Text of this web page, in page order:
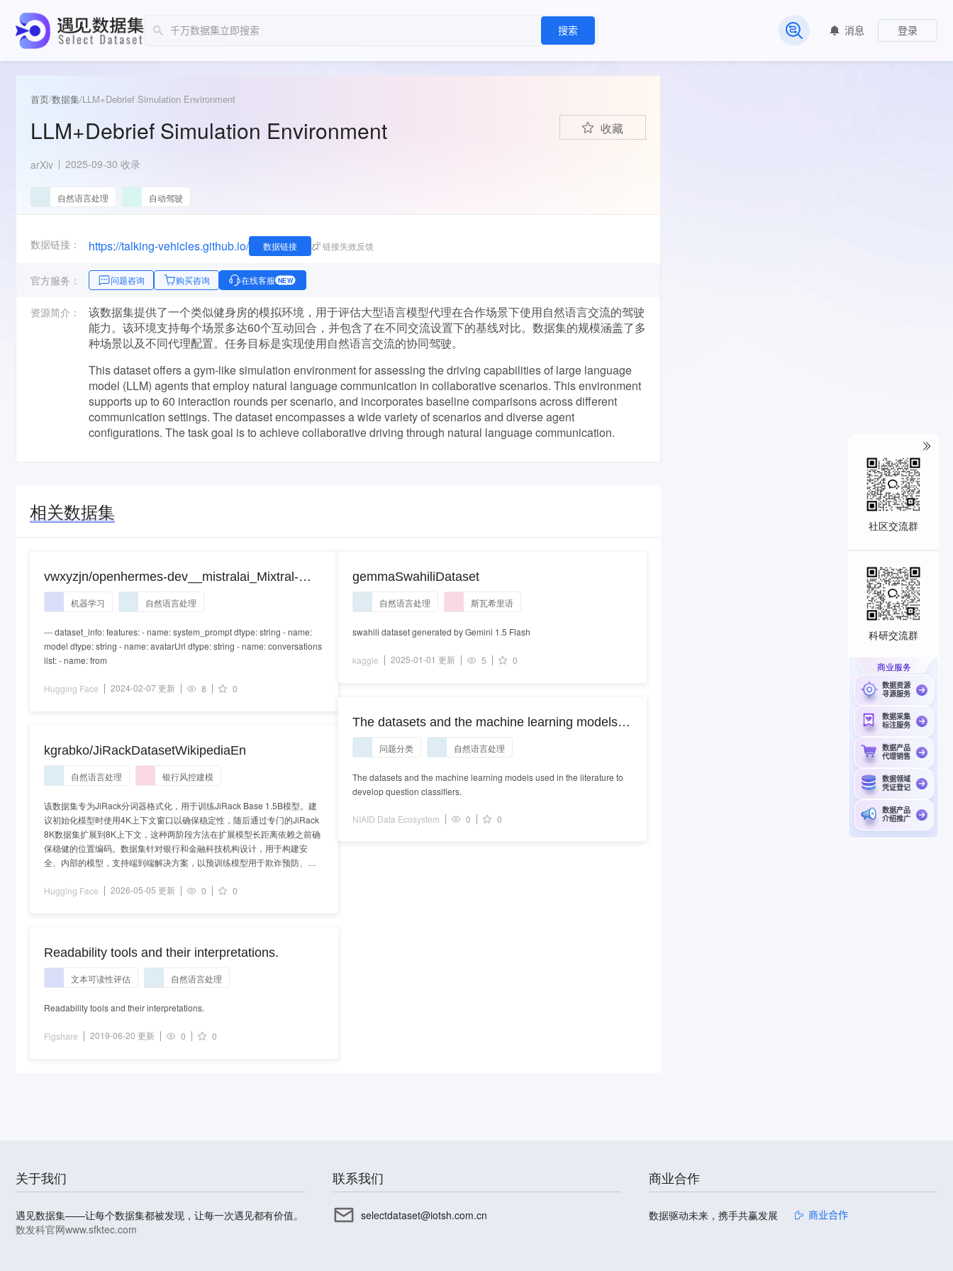
搜索
常见问题
消息 登录
首页/数据集/LLM+Debrief Simulation Environment
LLM+Debrief Simulation Environment 收藏
arXiv 2025-09-30 收录
自然语言处理 自动驾驶
数据链接： https://talking-vehicles.github.io/ 数据链接 链接失效反馈
官方服务： 问题咨询 购买咨询 在线客服 NEW
资源简介：
该数据集提供了一个类似健身房的模拟环境，用于评估大型语言模型代理在合作场景下使用自然语言交流的驾驶
能力。该环境支持每个场景多达60个互动回合，并包含了在不同交流设置下的基线对比。数据集的规模涵盖了多
种场景以及不同代理配置。任务目标是实现使用自然语言交流的协同驾驶。
This dataset offers a gym-like simulation environment for assessing the driving capabilities of large language
model (LLM) agents that employ natural language communication in collaborative scenarios. This environment
supports up to 60 interaction rounds per scenario, and incorporates baseline comparisons across different
communication settings. The dataset encompasses a wide variety of scenarios and diverse agent
configurations. The task goal is to achieve collaborative driving through natural language communication.
相关数据集
vwxyzjn/openhermes-dev__mistralai_Mixtral-
8x7B-Instruct-v0.1__1707245027
机器学习 自然语言处理
--- dataset_info: features: - name: system_prompt dtype: string - name:
model dtype: string - name: avatarUrl dtype: string - name: conversations
list: - name: from
Hugging Face 2024-02-07 更新 8 0
kgrabko/JiRackDatasetWikipediaEn
自然语言处理 银行风控建模
该数据集专为JiRack分词器格式化，用于训练JiRack Base 1.5B模型。建
议初始化模型时使用4K上下文窗口以确保稳定性，随后通过专门的JiRack
8K数据集扩展到8K上下文，这种两阶段方法在扩展模型长距离依赖之前确
保稳健的位置编码。数据集针对银行和金融科技机构设计，用于构建安
全、内部的模型，支持端到端解决方案，以预训练模型用于欺诈预防、垃
Hugging Face
2026-05-05 更新 0 0
Readability tools and their interpretations.
文本可读性评估 自然语言处理
Readability tools and their interpretations.
Figshare 2019-06-20 更新 0 0
gemmaSwahiliDataset
自然语言处理 斯瓦希里语
swahili dataset generated by Gemini 1.5 Flash
kaggle 2025-01-01 更新 5 0
The datasets and the machine learning models
used in the literature to develop question
classifiers.
问题分类 自然语言处理
The datasets and the machine learning models used in the literature to
develop question classifiers.
NIAID Data Ecosystem 0 0
关于我们
遇见数据集——让每个数据集都被发现，让每一次遇见都有价值。
数发科官网www.sfktec.com
联系我们
selectdataset@iotsh.com.cn
商业合作
数据驱动未来，携手共赢发展 商业合作
社区交流群
科研交流群
商业服务
数据资源
寻源服务
数据采集
标注服务
数据产品
代理销售
数据领域
凭证登记
数据产品
介绍推广